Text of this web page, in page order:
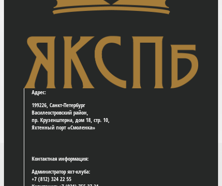
Адрес:
199226, Санкт-Петербург
Василеостровский район,
пр. Крузенштерна, дом 18, стр. 10,
Яхтенный порт «Смоленка»
Контактная информация:
Администратор яхт-клуба:
+7 (812) 324 22 55